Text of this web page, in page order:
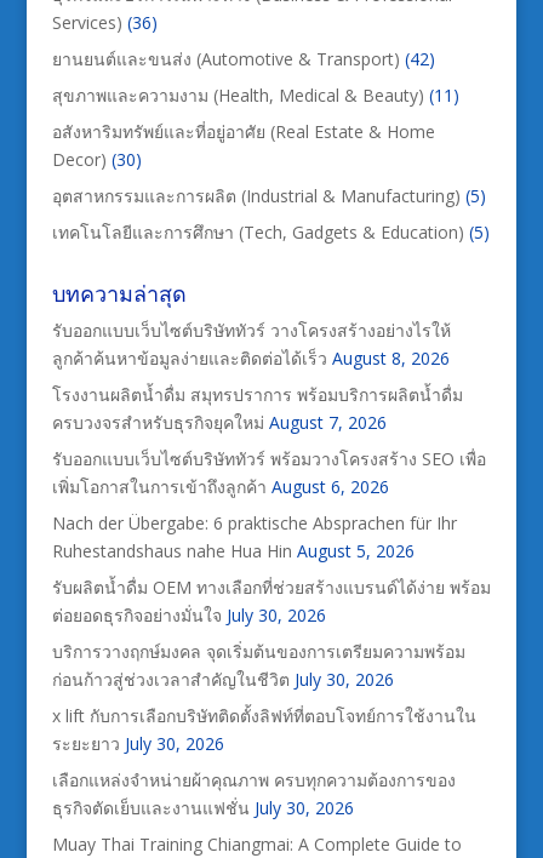
Services) (36)
ยานยนต์และขนส่ง (Automotive & Transport) (42)
สุขภาพและความงาม (Health, Medical & Beauty) (11)
อสังหาริมทรัพย์และที่อยู่อาศัย (Real Estate & Home
Decor) (30)
อุตสาหกรรมและการผลิต (Industrial & Manufacturing) (5)
เทคโนโลยีและการศึกษา (Tech, Gadgets & Education) (5)
บทความล่าสุด
รับออกแบบเว็บไซต์บริษัททัวร์ วางโครงสร้างอย่างไรให้
ลูกค้าค้นหาข้อมูลง่ายและติดต่อได้เร็ว August 8, 2026
โรงงานผลิตน้ำดื่ม สมุทรปราการ พร้อมบริการผลิตน้ำดื่ม
ครบวงจรสำหรับธุรกิจยุคใหม่ August 7, 2026
รับออกแบบเว็บไซต์บริษัททัวร์ พร้อมวางโครงสร้าง SEO เพื่อ
เพิ่มโอกาสในการเข้าถึงลูกค้า August 6, 2026
Nach der Übergabe: 6 praktische Absprachen für Ihr
Ruhestandshaus nahe Hua Hin August 5, 2026
รับผลิตน้ำดื่ม OEM ทางเลือกที่ช่วยสร้างแบรนด์ได้ง่าย พร้อม
ต่อยอดธุรกิจอย่างมั่นใจ July 30, 2026
บริการวางฤกษ์มงคล จุดเริ่มต้นของการเตรียมความพร้อม
ก่อนก้าวสู่ช่วงเวลาสำคัญในชีวิต July 30, 2026
x lift กับการเลือกบริษัทติดตั้งลิฟท์ที่ตอบโจทย์การใช้งานใน
ระยะยาว July 30, 2026
เลือกแหล่งจำหน่ายผ้าคุณภาพ ครบทุกความต้องการของ
ธุรกิจตัดเย็บและงานแฟชั่น July 30, 2026
Muay Thai Training Chiangmai: A Complete Guide to